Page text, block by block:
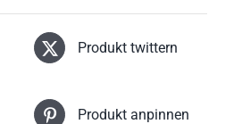
Produkt twittern
Produkt anpinnen